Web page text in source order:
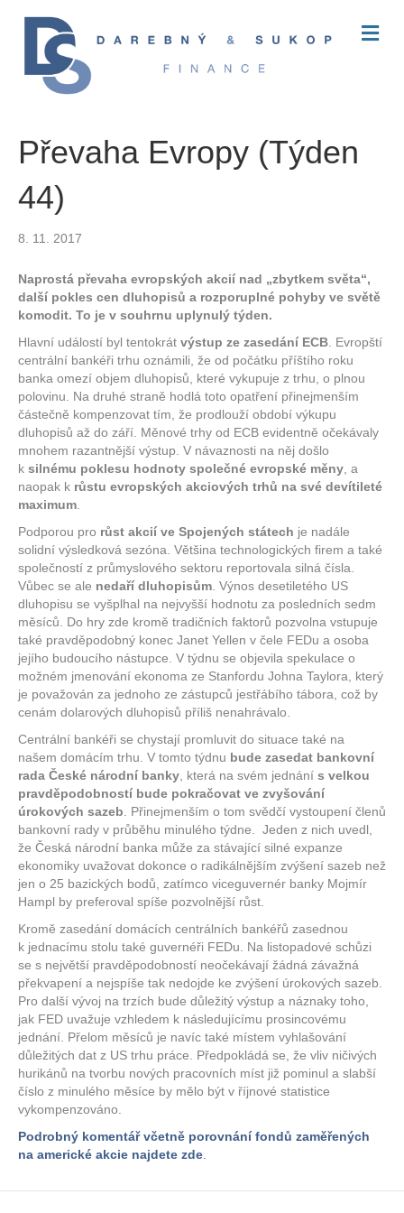
M
E
Převaha Evropy (Týden
44)
8. 11. 2017
Naprostá převaha evropských akcií nad „zbytkem světa“,
další pokles cen dluhopisů a rozporuplné pohyby ve světě
komodit. To je v souhrnu uplynulý týden.
Hlavní událostí byl tentokrát výstup ze zasedání ECB . Evropští
centrální bankéři trhu oznámili, že od počátku příštího roku
banka omezí objem dluhopisů, které vykupuje z trhu, o plnou
polovinu. Na druhé straně hodlá toto opatření přinejmenším
částečně kompenzovat tím, že prodlouží období výkupu
dluhopisů až do září. Měnové trhy od ECB evidentně očekávaly
mnohem razantnější výstup. V návaznosti na něj došlo
k silnému poklesu hodnoty společné evropské měny , a
naopak k růstu evropských akciových trhů na své devítileté
maximum
Podporou pro růst akcií ve Spojených státech je nadále
solidní výsledková sezóna. Většina technologických firem a také
společností z průmyslového sektoru reportovala silná čísla.
Vůbec se ale nedaří dluhopisům . Výnos desetiletého US
dluhopisu se vyšplhal na nejvyšší hodnotu za posledních sedm
měsíců. Do hry zde kromě tradičních faktorů pozvolna vstupuje
také pravděpodobný konec Janet Yellen v čele FEDu a osoba
jejího budoucího nástupce. V týdnu se objevila spekulace o
možném jmenování ekonoma ze Stanfordu Johna Taylora, který
je považován za jednoho ze zástupců jestřábího tábora, což by
cenám dolarových dluhopisů příliš nenahrávalo.
Centrální bankéři se chystají promluvit do situace také na
našem domácím trhu. V tomto týdnu bude zasedat bankovní
rada České národní banky , která na svém jednání s velkou
pravděpodobností bude pokračovat ve zvyšování
úrokových sazeb . Přinejmenším o tom svědčí vystoupení členů
bankovní rady v průběhu minulého týdne. Jeden z nich uvedl,
že Česká národní banka může za stávající silné expanze
ekonomiky uvažovat dokonce o radikálnějším zvýšení sazeb než
jen o 25 bazických bodů, zatímco viceguvernér banky Mojmír
Hampl by preferoval spíše pozvolnější růst.
Kromě zasedání domácích centrálních bankéřů zasednou
k jednacímu stolu také guvernéři FEDu. Na listopadové schůzi
se s největší pravděpodobností neočekávají žádná závažná
překvapení a nejspíše tak nedojde ke zvýšení úrokových sazeb.
Pro další vývoj na trzích bude důležitý výstup a náznaky toho,
jak FED uvažuje vzhledem k následujícímu prosincovému
jednání. Přelom měsíců je navíc také místem vyhlašování
důležitých dat z US trhu práce. Předpokládá se, že vliv ničivých
hurikánů na tvorbu nových pracovních míst již pominul a slabší
číslo z minulého měsíce by mělo být v říjnové statistice
vykompenzováno.
Podrobný komentář včetně porovnání fondů zaměřených
na americké akcie najdete zde